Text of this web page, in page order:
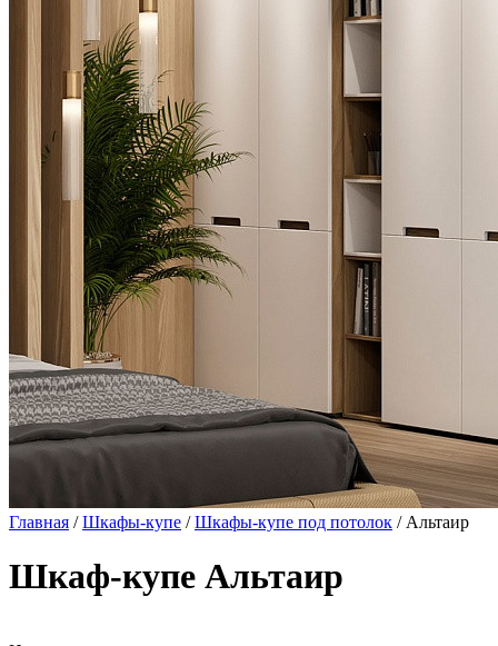
Главная /Шкафы-купе /Шкафы-купе под потолок / Альтаир
Шкаф-купе Альтаир